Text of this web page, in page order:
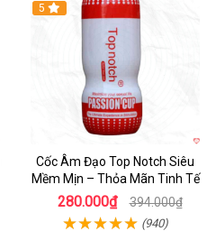
5
Cốc Âm Đạo Top Notch Siêu
Mềm Mịn – Thỏa Mãn Tinh Tế
280.000₫ 394.000₫
(940)